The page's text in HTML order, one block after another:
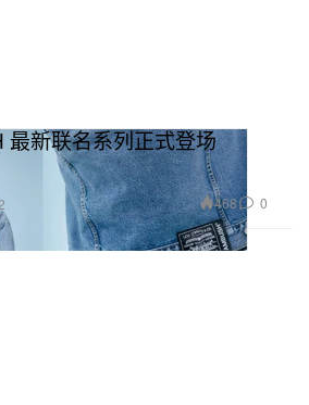
最新联名系列正式登场
468 0